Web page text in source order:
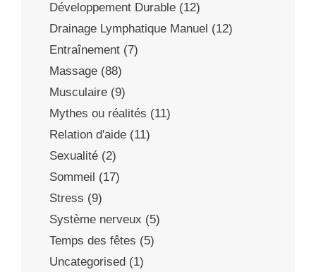
Développement Durable (12)
Drainage Lymphatique Manuel (12)
Entraînement (7)
Massage (88)
Musculaire (9)
Mythes ou réalités (11)
Relation d'aide (11)
Sexualité (2)
Sommeil (17)
Stress (9)
Système nerveux (5)
Temps des fêtes (5)
Uncategorised (1)